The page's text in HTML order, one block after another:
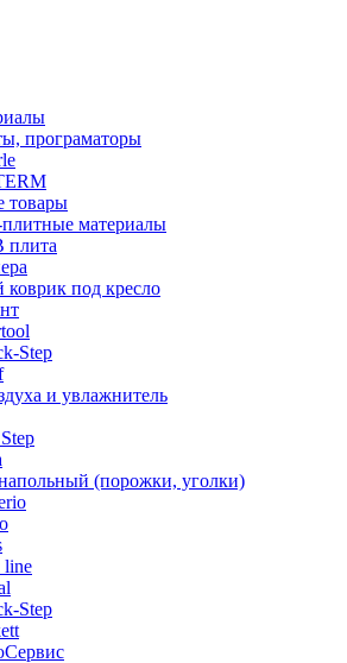
програматоры
товары
материалы
плита
под кресло
Step
и увлажнитель
(порожки, уголки)
line
Step